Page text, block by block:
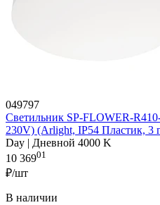
049797
Светильник SP-FLOWER-
230V) (Arlight, IP54 Пластик, 3
Day | Дневной 4000 K
10 36901
₽/шт
В наличии